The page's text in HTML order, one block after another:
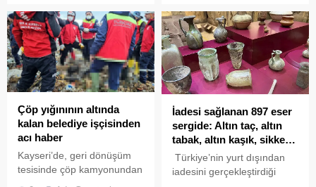
yönelik şiddet konusu ‘siz
şunu yaptınız, biz bunu
yaptık’ denecek bir konu
değildir. Kadına yönelik
şiddet siyaset üstü bir
meseledir. Toplumun
meselesidir, vicdani bir
meseledir. Biz bu konuya
her zaman...
bir ödenek valilik hesabına
aktarıldı. Bu en kısa
zamanda zarar gören
vatandaşlarımızın
hesaplarına aktarılacak. "
dedi.
Çöp yığınının altında
kalan belediye işçisinden
acı haber
Kayseri’de, geri dönüşüm
tesisinde çöp kamyonundan
İadesi sağlanan 897 eser
sergide: Altın taç, altın
tabak, altın kaşık, sikke…
Türkiye’nin yurt dışından
iadesini gerçekleştirdiği